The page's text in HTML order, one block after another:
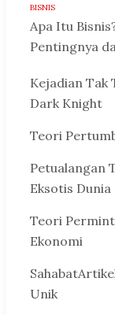
BISNIS
Apa Itu
Pentingnya
Kejadian Tak
Dark Knight
Teori
Petualangan
Eksotis Dunia
Teori
Ekonomi
Unik